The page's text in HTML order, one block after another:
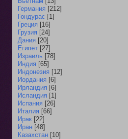
Германия [212]
Гондурас [1]
Греция [16]
Грузия [24]
Дания [20]
Египет [27]
Израиль [78]
Индия [65]
Индонезия [12]
Иордания [6]
Ирландия [6]
Исландия [1]
Испания [26]
Италия [66]
Ирак [22]
Иран [48]
Казахстан [10]